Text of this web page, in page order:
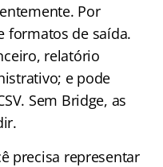
Por
formatos de saída.
relatório
e pode
Sem Bridge, as
precisa representar